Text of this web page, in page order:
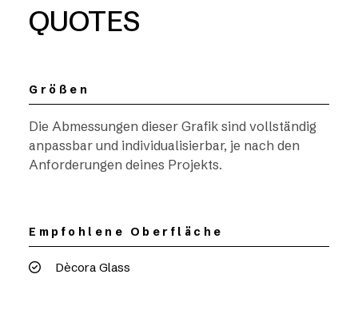
QUOTES
Größen
Die Abmessungen dieser Grafik sind vollständig
anpassbar und individualisierbar, je nach den
Anforderungen deines Projekts.
Empfohlene Oberfläche
Dècora Glass